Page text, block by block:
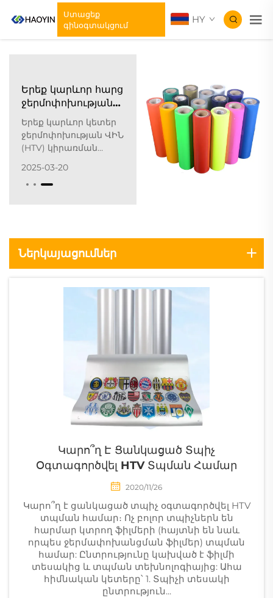
Ստացեք
գինօգտակցում
HY
Երեք կարևոր հարց
ջերմոփոխության
ՎԻՆ կիրառման
մասին
Երեք կարևոր կետեր
ջերմոփոխության ՎԻՆ
(HTV) կիրառման
Ջերմոփոխության
ՎԻՆ-ն ներառում է
սեղմություն և
ջերմություն տալու
նախագծերը
фակտորներին պետք
է դարձնենք նজատ...
2025-03-20
Ներկայացումներ
Կարո՞ղ Է Ցանկացած Տպիչ
Օգտագործվել HTV Տպման Համար
2020/11/26
Կարո՞ղ է ցանկացած տպիչ օգտագործվել HTV
տպման համար։ Ոչ բոլոր տպիչներն են
հարմար կտրող ֆիլմերի (հայտնի են նաև
որպես ջերմափոխանցման ֆիլմեր) տպման
համար: Ընտրությունը կախված է ֆիլմի
տեսակից և տպման տեխնոլոգիայից: Ահա
հիմնական կետերը՝ 1. Տպիչի տեսակի
ընտրություն...